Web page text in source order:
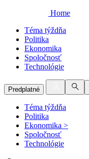
Home
Téma týždňa
Politika
Ekonomika
Spoločnosť
Technológie
Predplatné
Téma týždňa
Politika
Ekonomika >
Spoločnosť
Technológie